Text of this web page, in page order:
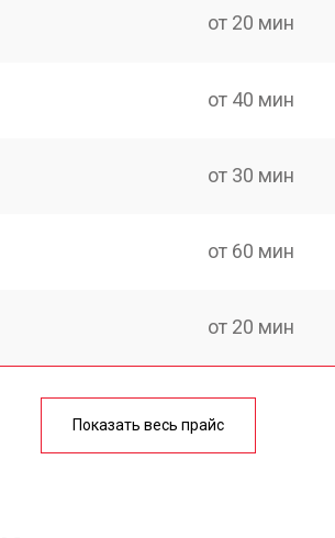
от 20 мин
от 40 мин
от 30 мин
от 60 мин
от 20 мин
от 60 мин
Показать весь прайс